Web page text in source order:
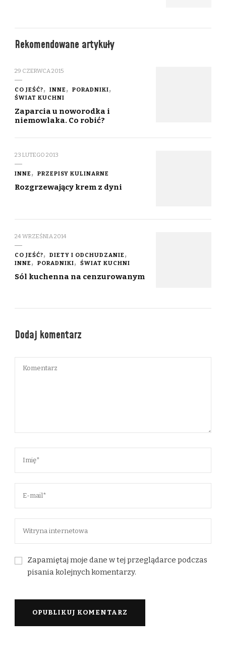
Rekomendowane artykuły
29 CZERWCA 2015
CO JEŚĆ? INNE
PORADNIKI
ŚWIAT KUCHNI
Zaparcia u noworodka i
niemowlaka. Co robić?
23 LUTEGO 2013
INNE PRZEPISY KULINARNE
Rozgrzewający krem z dyni
24 WRZEŚNIA 2014
CO JEŚĆ?
DIETY I ODCHUDZANIE
INNE
PORADNIKI ŚWIAT KUCHNI
Sól kuchenna na cenzurowanym
Dodaj komentarz
Zapamiętaj moje dane w tej przeglądarce podczas
pisania kolejnych komentarzy.